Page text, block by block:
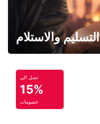
التسليم والاستلام
تصل الى
15%
خصومات